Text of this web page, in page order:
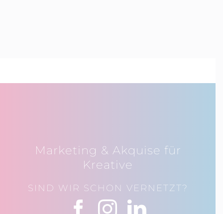
Marketing & Akquise für
Kreative
SIND WIR SCHON VERNETZT?